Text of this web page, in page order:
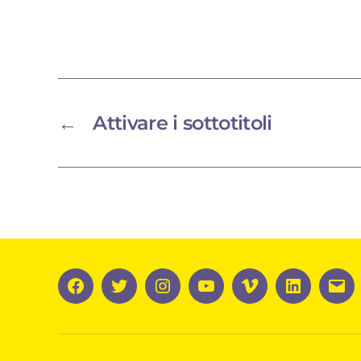
← Attivare i sottotitoli
FacebookTwitterInstagramYouTubeVimeoLinkedIn